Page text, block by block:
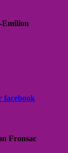
Emilion
facebook
Fronsac